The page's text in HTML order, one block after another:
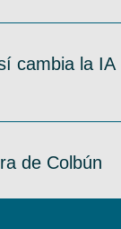
cambia la IA
de Colbún